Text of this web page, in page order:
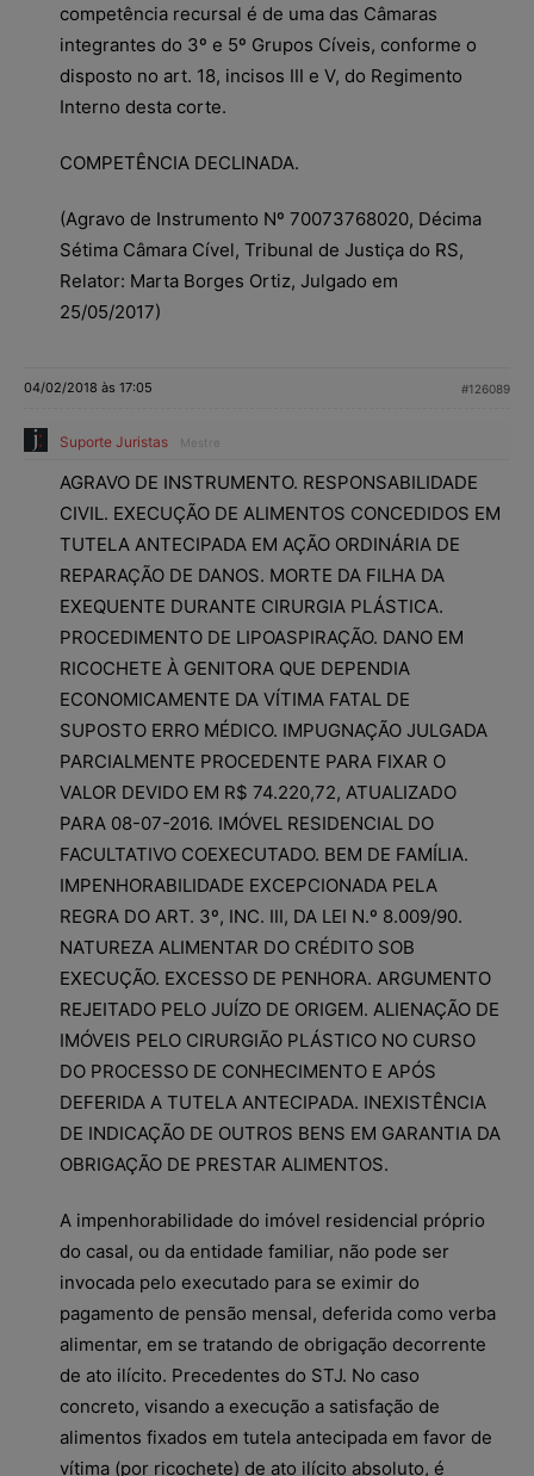
competência recursal é de uma das Câmaras
integrantes do 3º e 5º Grupos Cíveis, conforme o
disposto no art. 18, incisos III e V, do Regimento
Interno desta corte.
COMPETÊNCIA DECLINADA.
(Agravo de Instrumento Nº 70073768020, Décima
Sétima Câmara Cível, Tribunal de Justiça do RS,
Relator: Marta Borges Ortiz, Julgado em
25/05/2017)
04/02/2018 às 17:05 #126089
Suporte Juristas Mestre
AGRAVO DE INSTRUMENTO. RESPONSABILIDADE
CIVIL. EXECUÇÃO DE ALIMENTOS CONCEDIDOS EM
TUTELA ANTECIPADA EM AÇÃO ORDINÁRIA DE
REPARAÇÃO DE DANOS. MORTE DA FILHA DA
EXEQUENTE DURANTE CIRURGIA PLÁSTICA.
PROCEDIMENTO DE LIPOASPIRAÇÃO. DANO EM
RICOCHETE À GENITORA QUE DEPENDIA
ECONOMICAMENTE DA VÍTIMA FATAL DE
SUPOSTO ERRO MÉDICO. IMPUGNAÇÃO JULGADA
PARCIALMENTE PROCEDENTE PARA FIXAR O
VALOR DEVIDO EM R$ 74.220,72, ATUALIZADO
PARA 08-07-2016. IMÓVEL RESIDENCIAL DO
FACULTATIVO COEXECUTADO. BEM DE FAMÍLIA.
IMPENHORABILIDADE EXCEPCIONADA PELA
REGRA DO ART. 3º, INC. III, DA LEI N.º 8.009/90.
NATUREZA ALIMENTAR DO CRÉDITO SOB
EXECUÇÃO. EXCESSO DE PENHORA. ARGUMENTO
REJEITADO PELO JUÍZO DE ORIGEM. ALIENAÇÃO DE
IMÓVEIS PELO CIRURGIÃO PLÁSTICO NO CURSO
DO PROCESSO DE CONHECIMENTO E APÓS
DEFERIDA A TUTELA ANTECIPADA. INEXISTÊNCIA
DE INDICAÇÃO DE OUTROS BENS EM GARANTIA DA
OBRIGAÇÃO DE PRESTAR ALIMENTOS.
A impenhorabilidade do imóvel residencial próprio
do casal, ou da entidade familiar, não pode ser
invocada pelo executado para se eximir do
pagamento de pensão mensal, deferida como verba
alimentar, em se tratando de obrigação decorrente
de ato ilícito. Precedentes do STJ. No caso
concreto, visando a execução a satisfação de
alimentos fixados em tutela antecipada em favor de
vítima (por ricochete) de ato ilícito absoluto, é